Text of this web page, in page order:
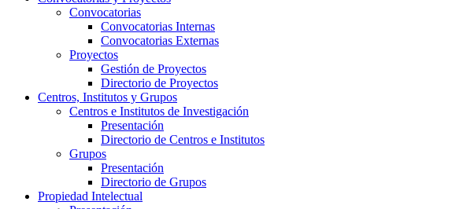
Convocatorias
Convocatorias Internas
Convocatorias Externas
Proyectos
Gestión de Proyectos
Directorio de Proyectos
Centros, Institutos y Grupos
Centros e Institutos de Investigación
Presentación
Directorio de Centros e Institutos
Grupos
Presentación
Directorio de Grupos
Propiedad Intelectual